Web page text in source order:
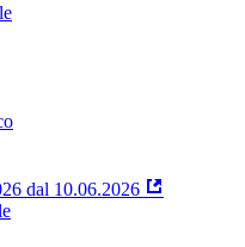
dal 10.06.2026